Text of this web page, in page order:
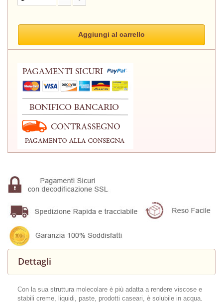
Aggiungi al carrello
Dettagli
Con la sua struttura molecolare è più adatta a rendere viscose e
stabili creme, liquidi, paste, prodotti caseari, è solubile in acqua.